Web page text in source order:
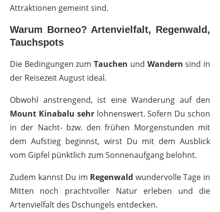
Attraktionen gemeint sind.
Warum Borneo? Artenvielfalt, Regenwald,
Tauchspots
Die Bedingungen zumTauchen und Wandern sind in
der Reisezeit August ideal.
Obwohl anstrengend, ist eine Wanderung auf den
Mount Kinabalu sehr lohnenswert. Sofern Du schon
in der Nacht- bzw. den frühen Morgenstunden mit
dem Aufstieg beginnst, wirst Du mit dem Ausblick
vom Gipfel pünktlich zum Sonnenaufgang belohnt.
Zudem kannst Du im Regenwald wundervolle Tage in
Mitten noch prachtvoller Natur erleben und die
Artenvielfalt des Dschungels entdecken.